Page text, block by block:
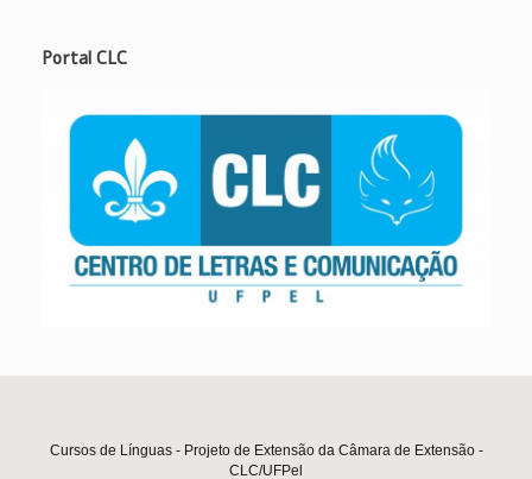
Portal CLC
Cursos de Línguas - Projeto de Extensão da Câmara de Extensão -
CLC/UFPel